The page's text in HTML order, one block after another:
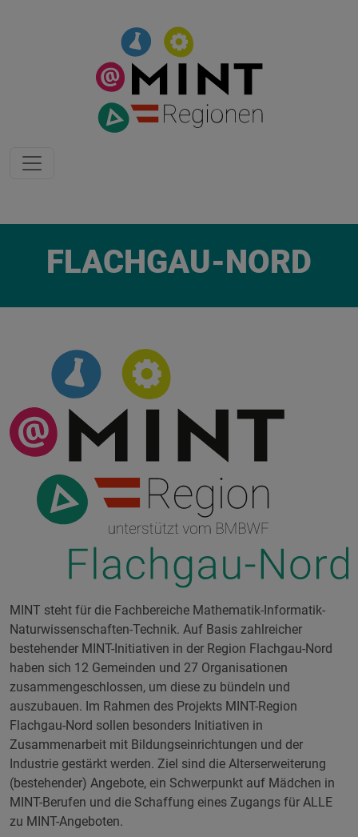
FLACHGAU-NORD
MINT steht für die Fachbereiche Mathematik-Informatik-
Naturwissenschaften-Technik. Auf Basis zahlreicher
bestehender MINT-Initiativen in der Region Flachgau-Nord
haben sich 12 Gemeinden und 27 Organisationen
zusammengeschlossen, um diese zu bündeln und
auszubauen. Im Rahmen des Projekts MINT-Region
Flachgau-Nord sollen besonders Initiativen in
Zusammenarbeit mit Bildungseinrichtungen und der
Industrie gestärkt werden. Ziel sind die Alterserweiterung
(bestehender) Angebote, ein Schwerpunkt auf Mädchen in
MINT-Berufen und die Schaffung eines Zugangs für ALLE
zu MINT-Angeboten.